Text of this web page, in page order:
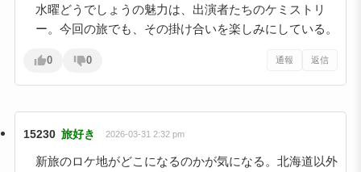
水曜どうでしょうの魅力は、出演者たちのケミストリ
ー。今回の旅でも、その掛け合いを楽しみにしている。
0 0 通報 返信
15230 旅好き 2026-03-31 2:32 pm
新旅のロケ地がどこになるのかが気になる。北海道以外